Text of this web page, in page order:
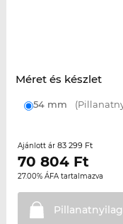
Méret és készlet
54 mm
Ajánlott ár 83 299 Ft
70 804Ft
27.00% ÁFA tartalmazva